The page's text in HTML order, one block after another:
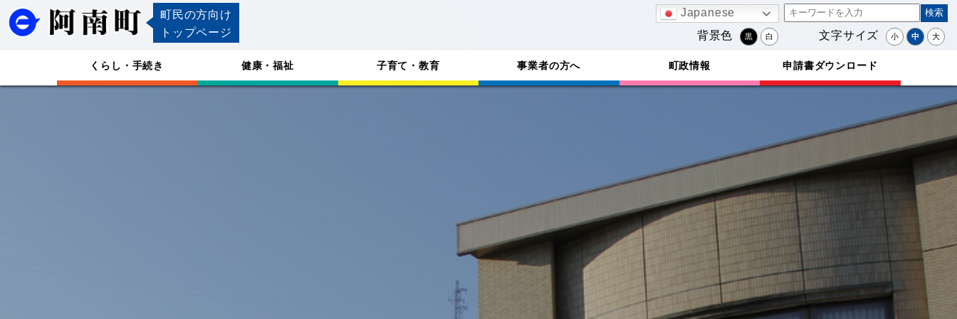
町民の方向け
トップページ
Japanese
背景色 黒 白 文字サイズ 小 中 大
くらし・手続き 健康・福祉 子育て・教育 事業者の方へ 町政情報 申請書ダウンロード